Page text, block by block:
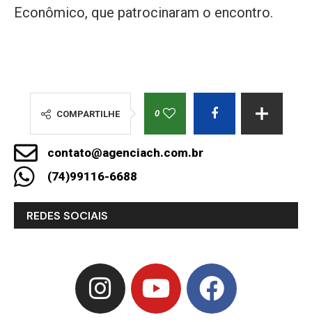
Econômico, que patrocinaram o encontro.
COMPARTILHE 0
contato@agenciach.com.br
(74)99116-6688
REDES SOCIAIS